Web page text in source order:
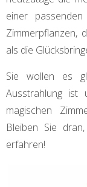
einer
Zimmerpflanzen,
als die
Sie wollen es
Ausstrahlung ist
magischen
Bleiben Sie
erfahren!